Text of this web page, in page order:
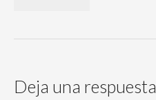
Deja una respuesta